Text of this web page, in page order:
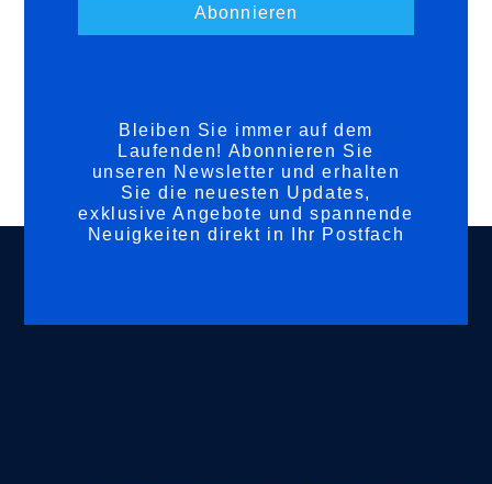
Bleiben Sie immer auf dem
Laufenden! Abonnieren Sie
unseren Newsletter und erhalten
Sie die neuesten Updates,
exklusive Angebote und spannende
Neuigkeiten direkt in Ihr Postfach
Abonnieren